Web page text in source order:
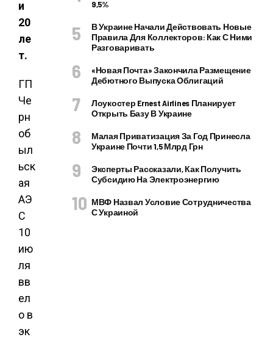
и
20
ле
т.
ГП
Че
рн
об
ыл
ьск
ая
АЭ
С
10
ию
ля
вв
ел
о в
эк
9,5%
В Украине Начали Действовать Новые
Правила Для Коллекторов: Как С Ними
Разговаривать
«Новая Почта» Закончила Размещение
Дебютного Выпуска Облигаций
Лоукостер Ernest Airlines Планирует
Открыть Базу В Украине
Малая Приватизация За Год Принесла
Украине Почти 1,5 Млрд Грн
Эксперты Рассказали, Как Получить
Субсидию На Электроэнергию
МВФ Назвал Условие Сотрудничества
С Украиной